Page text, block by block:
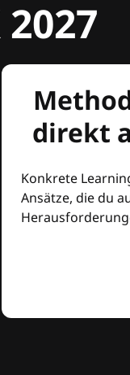
direkt
Konkrete
Ansätze, die du